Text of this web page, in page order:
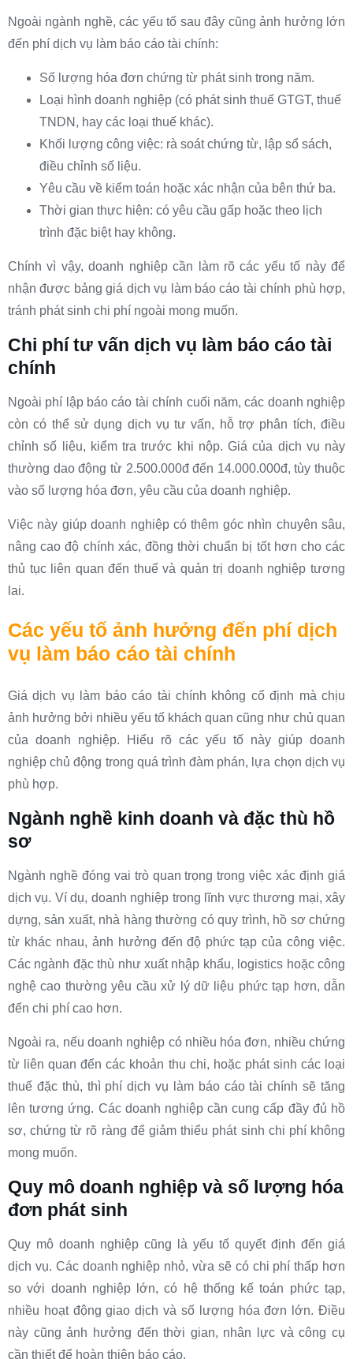
Ngoài ngành nghề, các yếu tố sau đây cũng ảnh hưởng lớn
đến phí dịch vụ làm báo cáo tài chính:
Số lượng hóa đơn chứng từ phát sinh trong năm.
Loại hình doanh nghiệp (có phát sinh thuế GTGT, thuế
TNDN, hay các loại thuế khác).
Khối lượng công việc: rà soát chứng từ, lập sổ sách,
điều chỉnh số liệu.
Yêu cầu về kiểm toán hoặc xác nhận của bên thứ ba.
Thời gian thực hiện: có yêu cầu gấp hoặc theo lịch
trình đặc biệt hay không.
Chính vì vậy, doanh nghiệp cần làm rõ các yếu tố này để
nhận được bảng giá dịch vụ làm báo cáo tài chính phù hợp,
tránh phát sinh chi phí ngoài mong muốn.
Chi phí tư vấn dịch vụ làm báo cáo tài
chính
Ngoài phí lập báo cáo tài chính cuối năm, các doanh nghiệp
còn có thể sử dụng dịch vụ tư vấn, hỗ trợ phân tích, điều
chỉnh số liệu, kiểm tra trước khi nộp. Giá của dịch vụ này
thường dao động từ 2.500.000đ đến 14.000.000đ, tùy thuộc
vào số lượng hóa đơn, yêu cầu của doanh nghiệp.
Việc này giúp doanh nghiệp có thêm góc nhìn chuyên sâu,
nâng cao độ chính xác, đồng thời chuẩn bị tốt hơn cho các
thủ tục liên quan đến thuế và quản trị doanh nghiệp tương
lai.
Các yếu tố ảnh hưởng đến phí dịch
vụ làm báo cáo tài chính
Giá dịch vụ làm báo cáo tài chính không cố định mà chịu
ảnh hưởng bởi nhiều yếu tố khách quan cũng như chủ quan
của doanh nghiệp. Hiểu rõ các yếu tố này giúp doanh
nghiệp chủ động trong quá trình đàm phán, lựa chọn dịch vụ
phù hợp.
Ngành nghề kinh doanh và đặc thù hồ
sơ
Ngành nghề đóng vai trò quan trọng trong việc xác định giá
dịch vụ. Ví dụ, doanh nghiệp trong lĩnh vực thương mại, xây
dựng, sản xuất, nhà hàng thường có quy trình, hồ sơ chứng
từ khác nhau, ảnh hưởng đến độ phức tạp của công việc.
Các ngành đặc thù như xuất nhập khẩu, logistics hoặc công
nghệ cao thường yêu cầu xử lý dữ liệu phức tạp hơn, dẫn
đến chi phí cao hơn.
Ngoài ra, nếu doanh nghiệp có nhiều hóa đơn, nhiều chứng
từ liên quan đến các khoản thu chi, hoặc phát sinh các loại
thuế đặc thù, thì phí dịch vụ làm báo cáo tài chính sẽ tăng
lên tương ứng. Các doanh nghiệp cần cung cấp đầy đủ hồ
sơ, chứng từ rõ ràng để giảm thiểu phát sinh chi phí không
mong muốn.
Quy mô doanh nghiệp và số lượng hóa
đơn phát sinh
Quy mô doanh nghiệp cũng là yếu tố quyết định đến giá
dịch vụ. Các doanh nghiệp nhỏ, vừa sẽ có chi phí thấp hơn
so với doanh nghiệp lớn, có hệ thống kế toán phức tạp,
nhiều hoạt động giao dịch và số lượng hóa đơn lớn. Điều
này cũng ảnh hưởng đến thời gian, nhân lực và công cụ
cần thiết để hoàn thiện báo cáo.